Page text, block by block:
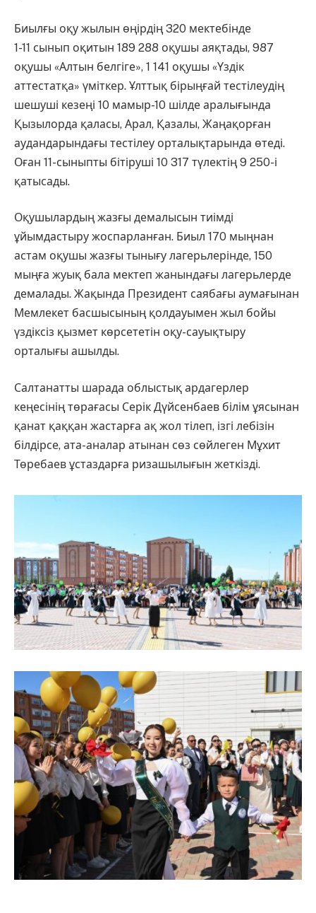
Биылғы оқу жылын өңірдің 320 мектебінде
1-11 сынып оқитын 189 288 оқушы аяқтады, 987
оқушы «Алтын белгіге», 1 141 оқушы «Үздік
аттестатқа» үміткер. Ұлттық бірыңғай тестілеудің
шешуші кезеңі 10 мамыр-10 шілде аралығында
Қызылорда қаласы, Арал, Қазалы, Жаңақорған
аудандарындағы тестілеу орталықтарында өтеді.
Оған 11-сыныпты бітіруші 10 317 түлектің 9 250-і
қатысады.
Оқушылардың жазғы демалысын тиімді
ұйымдастыру жоспарланған. Биыл 170 мыңнан
астам оқушы жазғы тынығу лагерьлерінде, 150
мыңға жуық бала мектеп жанындағы лагерьлерде
демалады. Жақында Президент саябағы аумағынан
Мемлекет басшысының қолдауымен жыл бойы
үздіксіз қызмет көрсететін оқу-сауықтыру
орталығы ашылды.
Салтанатты шарада облыстық ардагерлер
кеңесінің төрағасы Серік Дүйсенбаев білім ұясынан
қанат қаққан жастарға ақ жол тілеп, ізгі лебізін
білдірсе, ата-аналар атынан сөз сөйлеген Мұхит
Төребаев ұстаздарға ризашылығын жеткізді.